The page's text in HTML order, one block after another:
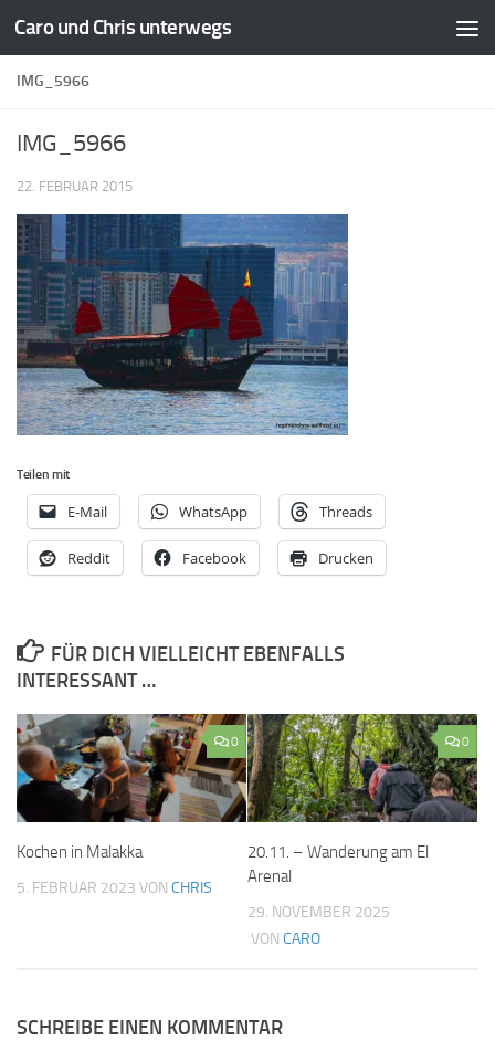
Zum Inhalt springen
Caro und Chris unterwegs
IMG_5966
IMG_5966
22. FEBRUAR 2015
Teilen mit
E-Mail WhatsApp Threads
Reddit Facebook Drucken
FÜR DICH VIELLEICHT EBENFALLS
INTERESSANT …
0
Kochen in Malakka
5. FEBRUAR 2023 VON CHRIS
0
20.11. – Wanderung am El
Arenal
29. NOVEMBER 2025
VON CARO
SCHREIBE EINEN KOMMENTAR